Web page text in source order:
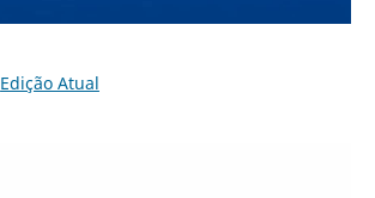
Edição Atual